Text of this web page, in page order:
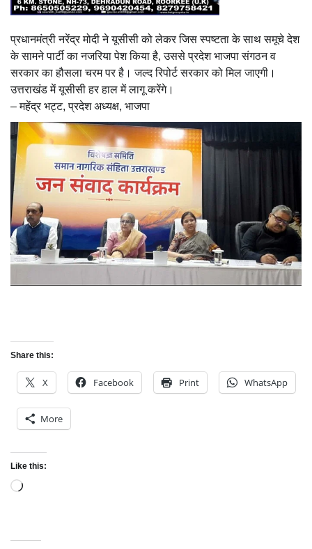
प्रधानमंत्री नरेंद्र मोदी ने यूसीसी को लेकर जिस स्पष्टता के साथ समूचे देश
के सामने पार्टी का नजरिया पेश किया है, उससे प्रदेश भाजपा संगठन व
सरकार का हौसला चरम पर है। जल्द रिपोर्ट सरकार को मिल जाएगी।
उत्तराखंड में यूसीसी हर हाल में लागू करेंगे।
– महेंद्र भट्ट, प्रदेश अध्यक्ष, भाजपा
Share this:
X Facebook Print WhatsApp
More
Like this:
Loading…